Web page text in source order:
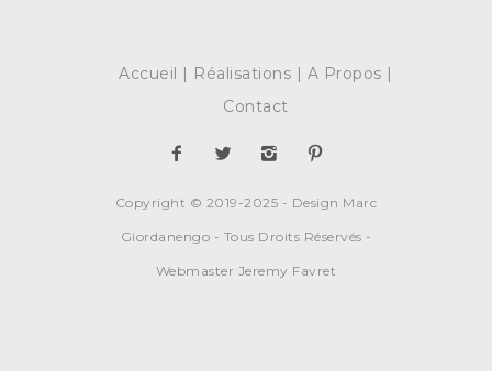
Accueil Réalisations
A Propos
Contact
Copyright © 2019-2025 - Design Marc
Giordanengo - Tous Droits Réservés -
Webmaster Jeremy Favret